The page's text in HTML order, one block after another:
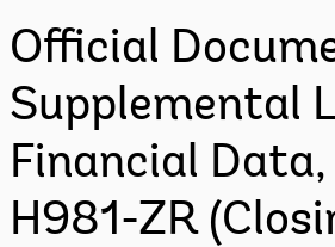
Official
Supplemental
Financial
H981-ZR